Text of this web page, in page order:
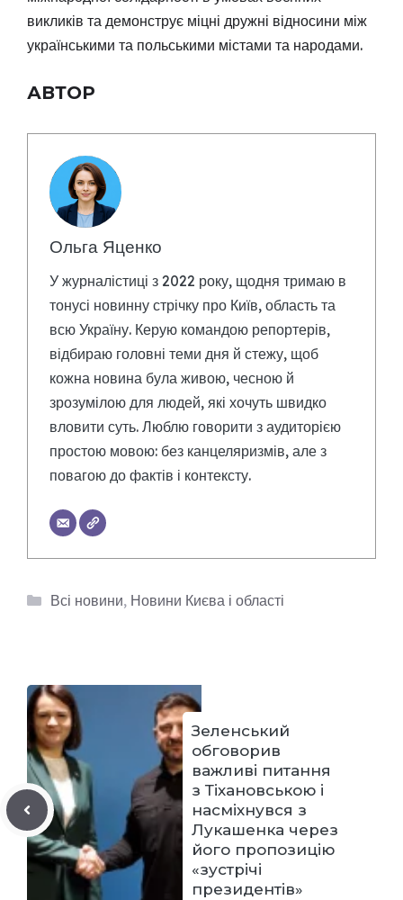
викликів та демонструє міцні дружні відносини між
українськими та польськими містами та народами.
АВТОР
Ольга Яценко
У журналістиці з 2022 року, щодня тримаю в
тонусі новинну стрічку про Київ, область та
всю Україну. Керую командою репортерів,
відбираю головні теми дня й стежу, щоб
кожна новина була живою, чесною й
зрозумілою для людей, які хочуть швидко
вловити суть. Люблю говорити з аудиторією
простою мовою: без канцеляризмів, але з
повагою до фактів і контексту.
Категорії
Всі новини, Новини Києва і області
Зеленський
обговорив
важливі питання
з Тіхановською і
насміхнувся з
Лукашенка через
його пропозицію
«зустрічі
президентів»